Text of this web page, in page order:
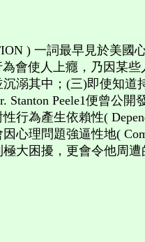
一詞最早見於美國心理
會使人上癮，乃因某
溺其中；(三)即使知
Peele1便曾公開
行為產生依賴性(
心理問題強逼性地(
大困擾，更會令他周遭